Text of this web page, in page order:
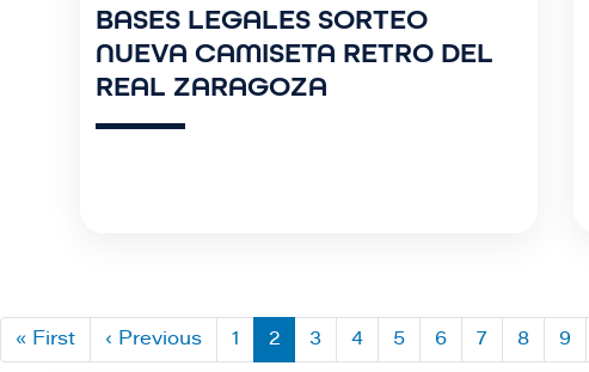
BASES LEGALES SORTEO
NUEVA CAMISETA RETRO DEL
REAL ZARAGOZA
« First
r
‹ Previous
á
1 2 3 4 5 6 7 8 9